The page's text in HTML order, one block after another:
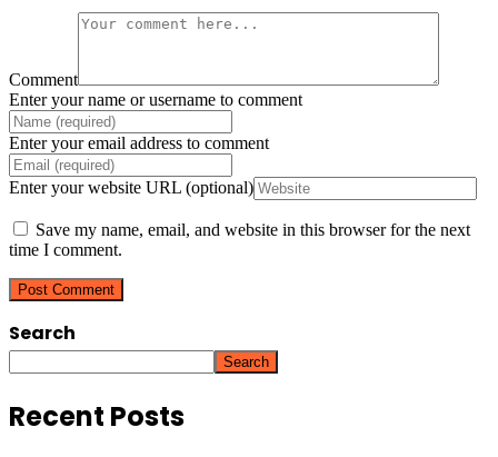
Comment
Enter your name or username to comment
Enter your email address to comment
Enter your website URL (optional)
Save my name, email, and website in this browser for the next
time I comment.
Search
Search
Recent Posts